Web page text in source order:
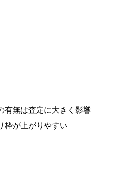
有無は査定に大きく影響
枠が上がりやすい